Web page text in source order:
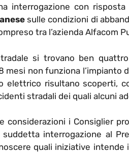
interrogazione con
sulle condizioni di
tra l’azienda Alfacom
si trovano ben
mesi non funziona
elettrico risultano scoperti,
stradali dei quali alcuni
considerazioni i Consiglier
interrogazione al
quali iniziative